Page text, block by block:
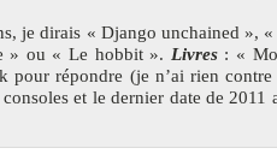
je dirais « Django unchained »,
» ou « Le hobbit ». Livres: «
pour répondre (je n’ai rien
et le dernier date de 2011